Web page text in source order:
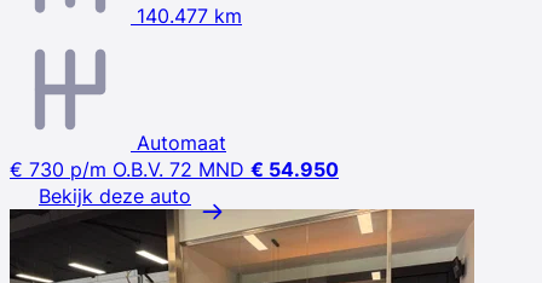
140.477 km
Automaat
€ 730 p/m O.B.V. 72 MND € 54.950
Bekijk deze auto